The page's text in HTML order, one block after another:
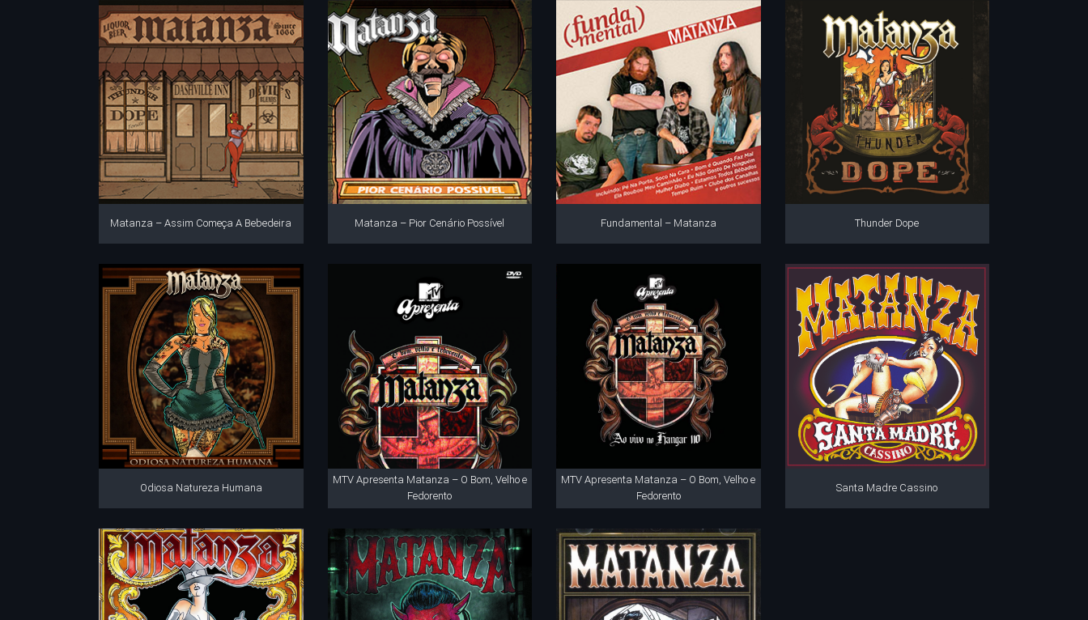
Matanza – Assim Começa A Bebedeira Matanza – Pior Cenário Possível Fundamental – Matanza Thunder Dope
Odiosa Natureza Humana
MTV Apresenta Matanza – O Bom, Velho e
Fedorento
MTV Apresenta Matanza – O Bom, Velho e
Fedorento
Santa Madre Cassino